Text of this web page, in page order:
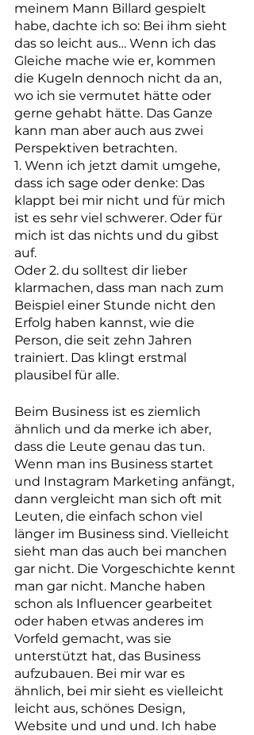
meinem Mann Billard gespielt
habe, dachte ich so: Bei ihm sieht
das so leicht aus… Wenn ich das
Gleiche mache wie er, kommen
die Kugeln dennoch nicht da an,
wo ich sie vermutet hätte oder
gerne gehabt hätte. Das Ganze
kann man aber auch aus zwei
Perspektiven betrachten.
1. Wenn ich jetzt damit umgehe,
dass ich sage oder denke: Das
klappt bei mir nicht und für mich
ist es sehr viel schwerer. Oder für
mich ist das nichts und du gibst
auf.
Oder 2. du solltest dir lieber
klarmachen, dass man nach zum
Beispiel einer Stunde nicht den
Erfolg haben kannst, wie die
Person, die seit zehn Jahren
trainiert. Das klingt erstmal
plausibel für alle.
Beim Business ist es ziemlich
ähnlich und da merke ich aber,
dass die Leute genau das tun.
Wenn man ins Business startet
und Instagram Marketing anfängt,
dann vergleicht man sich oft mit
Leuten, die einfach schon viel
länger im Business sind. Vielleicht
sieht man das auch bei manchen
gar nicht. Die Vorgeschichte kennt
man gar nicht. Manche haben
schon als Influencer gearbeitet
oder haben etwas anderes im
Vorfeld gemacht, was sie
unterstützt hat, das Business
aufzubauen. Bei mir war es
ähnlich, bei mir sieht es vielleicht
leicht aus, schönes Design,
Website und und und. Ich habe